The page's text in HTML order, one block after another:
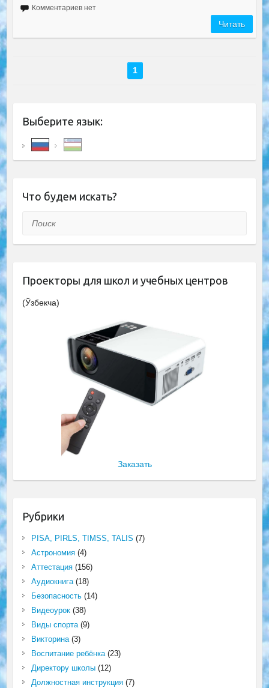
Комментариев нет
Читать
1
Выберите язык:
Что будем искать?
Поиск
Проекторы для школ и учебных центров
(Ўзбекча)
Заказать
Рубрики
PISA, PIRLS, TIMSS, TALIS (7)
Астрономия(4)
Аттестация(156)
Аудиокнига(18)
Безопасность(14)
Видеоурок(38)
Виды спорта(9)
Викторина(3)
Воспитание ребёнка(23)
Директору школы(12)
Должностная инструкция(7)